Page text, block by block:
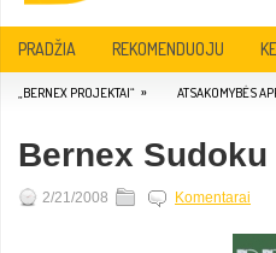
PRADŽIA REKOMENDUOJU
„BERNEX PROJEKTAI“ » ATSAKOMYBĖS
Bernex Sudoku
2/21/2008 Komentarai